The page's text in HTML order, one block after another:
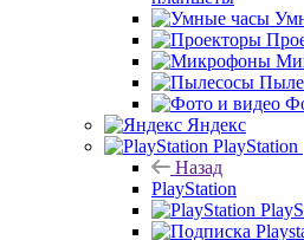
Яндекс
PlayStation
Назад
PlayStation